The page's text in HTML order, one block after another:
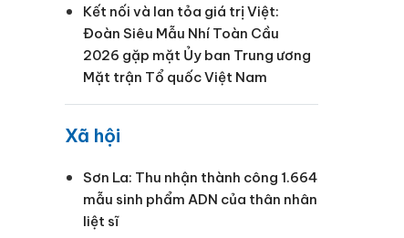
Kết nối và lan tỏa giá trị Việt:
Đoàn Siêu Mẫu Nhí Toàn Cầu
2026 gặp mặt Ủy ban Trung ương
Mặt trận Tổ quốc Việt Nam
Xã hội
Sơn La: Thu nhận thành công 1.664
mẫu sinh phẩm ADN của thân nhân
liệt sĩ